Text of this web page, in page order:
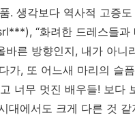
. 생각보다 역사적 고증
“화려한 드레스들
바른 방향인지, 내가 아
가, 또 어느새 마리의 슬
너무 멋진 배우들! 보다
대에서도 크게 다른 것